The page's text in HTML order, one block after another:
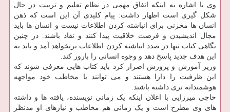
وی با اشاره به اینکه اتفاق مهمی در نظام تعلیم و تربیت در حال
شکل گیری است اظهار داشت: پیام کلیدی آن این است که ذهن
انسان ها مخزنی برای انباشته کردن اطلاعات نیست و انسان ها باید
مجال اندیشیدن و فرصت خلاقیت پیدا کنند و نقاد باشند. در چنین
نگاهی کتاب تنها در صدد انباشته کردن اطلاعات برنخواهد آمد و باید به
این هدف جدید پاسخ دهد و وجوه انسانی را بارور کند.
وزیر آموزش و پرورش اصرار کرد باید کتاب هایی معرفی شوند که
این ظرفیت را دارا هستند و می توانند با مخاطب خود مواجهه
هوشمندانه تری داشته باشند.
حاجی میرزایی با اعلان اینکه یک زمانی نویسنده، یافته ها و داشته
های وی مطرح است و یک زمانی هم مخاطب و نیازهای او مدنظر